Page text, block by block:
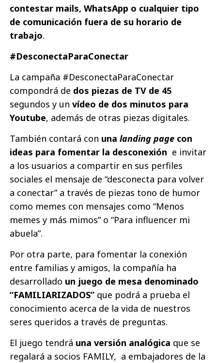
contestar mails, WhatsApp o cualquier tipo
de comunicación fuera de su horario de
trabajo.
#DesconectaParaConectar
La campaña #DesconectaParaConectar
compondrá de dos piezas de TV de 45
segundos y un vídeo de dos minutos para
Youtube, además de otras piezas digitales.
También contará con una landing page con
ideas para fomentar la desconexión e invitar
a los usuarios a compartir en sus perfiles
sociales el mensaje de “desconecta para volver
a conectar” a través de piezas tono de humor
como memes con mensajes como “Menos
memes y más mimos” o “Para influencer mi
abuela”.
Por otra parte, para fomentar la conexión
entre familias y amigos, la compañía ha
desarrollado un juego de mesa denominado
“FAMILIARIZADOS” que podrá a prueba el
conocimiento acerca de la vida de nuestros
seres queridos a través de preguntas.
El juego tendrá una versión analógica que se
regalará a socios FAMILY, a embajadores de la